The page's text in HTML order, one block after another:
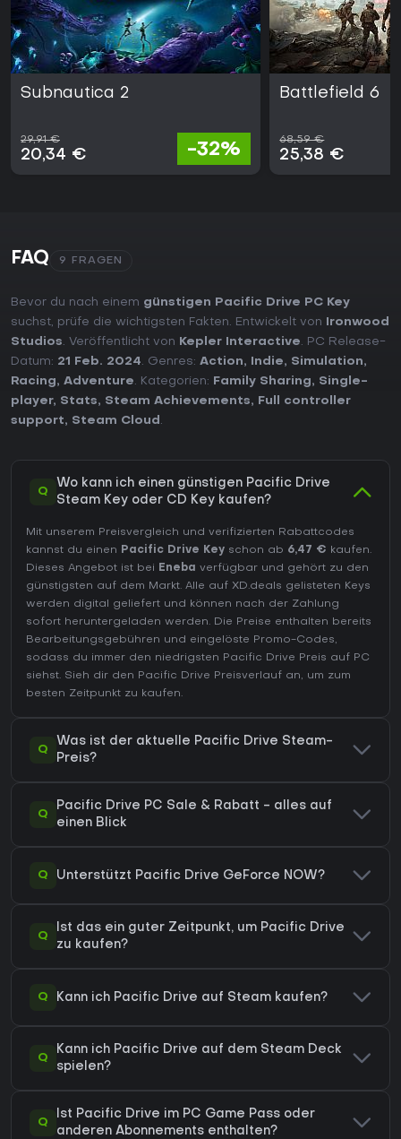
Subnautica 2
29,91 €
20,34 € -32%
Battlefield 6
68,59 €
25,38 €
FAQ 9 FRAGEN
Bevor du nach einem günstigen Pacific Drive PC Key
suchst, prüfe die wichtigsten Fakten. Entwickelt von
Ironwood
Studios. Veröffentlicht von Kepler Interactive. PC Release-
Datum: 21 Feb. 2024. Genres: Action, Indie, Simulation,
Racing, Adventure. Kategorien: Family Sharing, Single-
player, Stats, Steam Achievements,
Full controller
support, Steam Cloud .
Q
Wo kann ich einen günstigen Pacific Drive
Steam Key oder CD Key kaufen?
Mit unserem Preisvergleich und verifizierten Rabattcodes
kannst du einen Pacific Drive Key schon ab 6,47 € kaufen.
Dieses Angebot ist bei Eneba verfügbar und gehört zu den
günstigsten auf dem Markt. Alle auf XD.deals gelisteten Keys
werden digital geliefert und können nach der Zahlung
sofort heruntergeladen werden. Die Preise enthalten bereits
Bearbeitungsgebühren und eingelöste Promo-Codes,
sodass du immer den niedrigsten Pacific Drive Preis auf PC
siehst. Sieh dir den Pacific Drive Preisverlauf an, um zum
besten Zeitpunkt zu kaufen.
Q
Was ist der aktuelle Pacific Drive Steam-
Preis?
Q
Pacific Drive PC Sale & Rabatt - alles auf
einen Blick
Q Unterstützt Pacific Drive GeForce NOW?
Q
Ist das ein guter Zeitpunkt, um Pacific Drive
zu kaufen?
Q Kann ich Pacific Drive auf Steam kaufen?
Q
Kann ich Pacific Drive auf dem Steam Deck
spielen?
Q
Ist Pacific Drive im PC Game Pass oder
anderen Abonnements enthalten?